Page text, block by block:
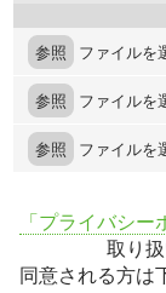
参照 ファイルを
参照 ファイルを
参照 ファイルを
「プライバシー
取り
同意される方は